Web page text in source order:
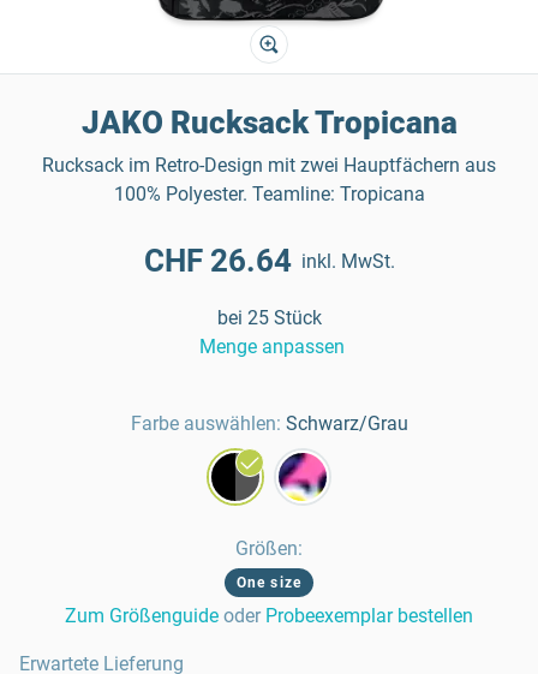
JAKO Rucksack Tropicana
Rucksack im Retro-Design mit zwei Hauptfächern aus
100% Polyester. Teamline: Tropicana
CHF 26.64 inkl. MwSt.
bei 25 Stück
Menge anpassen
Farbe auswählen: Schwarz/Grau
Größen:
One size
Zum Größenguide oder Probeexemplar bestellen
Erwartete Lieferung